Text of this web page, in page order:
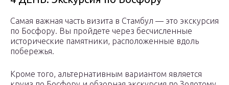
Самая важная часть визита в Стамбул — это экскурсия
по Босфору. Вы пройдете через бесчисленные
исторические памятники, расположенные вдоль
побережья.
Кроме того, альтернативным вариантом является